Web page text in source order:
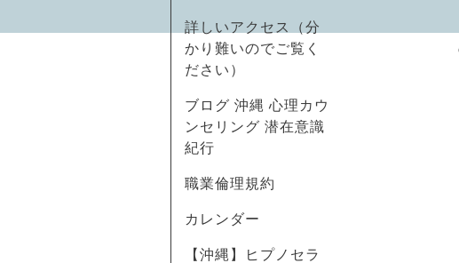
詳しいアクセス（分
かり難いのでご覧く
ださい）
ブログ 沖縄 心理カウ
ンセリング 潜在意識
紀行
職業倫理規約
カレンダー
【沖縄】ヒプノセラ